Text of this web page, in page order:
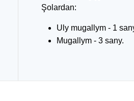
Şolardan:
Uly mugallym - 1
Mugallym - 3 sany.